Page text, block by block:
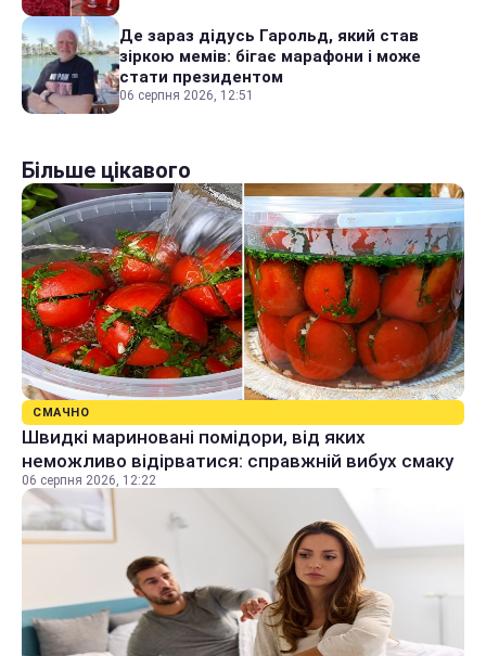
Де зараз дідусь Гарольд, який став
зіркою мемів: бігає марафони і може
стати президентом
06 серпня 2026, 12:51
Більше цікавого
СМАЧНО
Швидкі мариновані помідори, від яких
неможливо відірватися: справжній вибух смаку
06 серпня 2026, 12:22